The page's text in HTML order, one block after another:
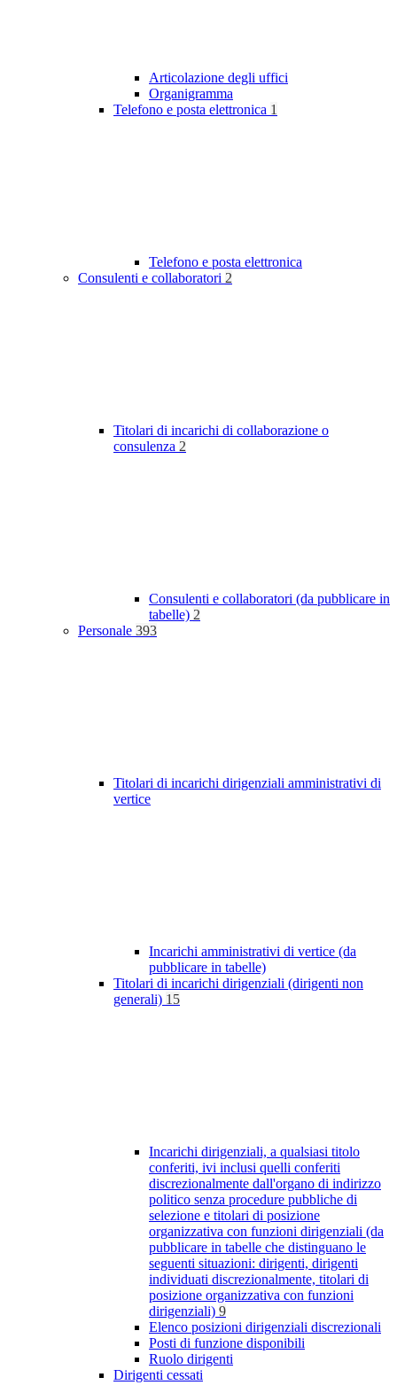
Articolazione degli uffici
Organigramma
Telefono e posta elettronica 1
Telefono e posta elettronica
Consulenti e collaboratori 2
Titolari di incarichi di collaborazione o
consulenza 2
Consulenti e collaboratori (da pubblicare in
tabelle) 2
Personale 393
Titolari di incarichi dirigenziali amministrativi di
vertice
Incarichi amministrativi di vertice (da
pubblicare in tabelle)
Titolari di incarichi dirigenziali (dirigenti non
generali) 15
Incarichi dirigenziali, a qualsiasi titolo
conferiti, ivi inclusi quelli conferiti
discrezionalmente dall'organo di indirizzo
politico senza procedure pubbliche di
selezione e titolari di posizione
organizzativa con funzioni dirigenziali (da
pubblicare in tabelle che distinguano le
seguenti situazioni: dirigenti, dirigenti
individuati discrezionalmente, titolari di
posizione organizzativa con funzioni
dirigenziali) 9
Elenco posizioni dirigenziali discrezionali
Posti di funzione disponibili
Ruolo dirigenti
Dirigenti cessati